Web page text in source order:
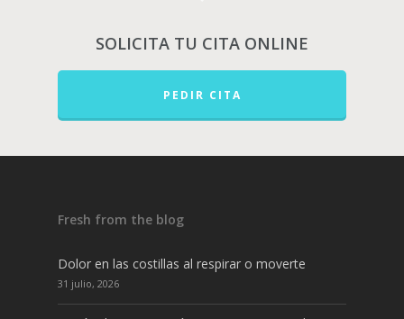
SOLICITA TU CITA ONLINE
PEDIR CITA
Fresh from the blog
Dolor en las costillas al respirar o moverte
31 julio, 2026